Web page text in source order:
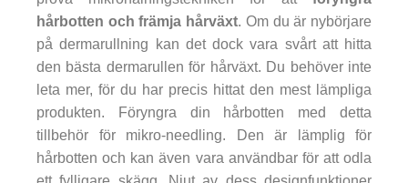
hårbotten och främja hårväxt. Om du är nybörjare
på dermarullning kan det dock vara svårt att hitta
den bästa dermarullen för hårväxt. Du behöver inte
leta mer, för du har precis hittat den mest lämpliga
produkten. Föryngra din hårbotten med detta
tillbehör för mikro-needling. Den är lämplig för
hårbotten och kan även vara användbar för att odla